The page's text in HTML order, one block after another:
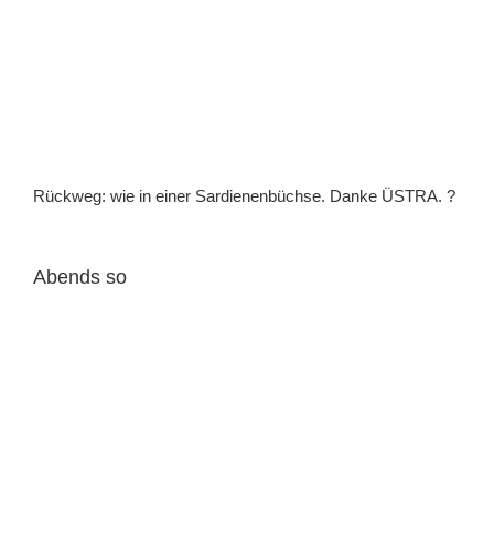
Rückweg: wie in einer Sardienenbüchse. Danke ÜSTRA. ?
Abends so